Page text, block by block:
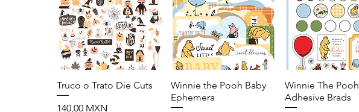
Vista rápida
Truco o Trato Die Cuts
Precio
140,00 MXN
Vista rápida
Winnie the Pooh Baby
Ephemera
Vista rápida
Winnie The Pooh
Adhesive Brads